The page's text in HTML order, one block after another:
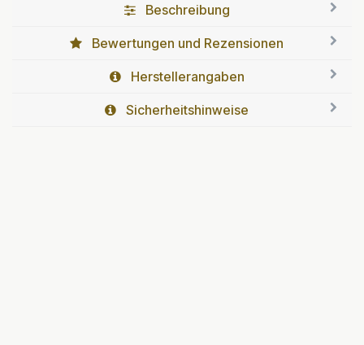
Beschreibung
Bewertungen und Rezensionen
Herstellerangaben
Sicherheitshinweise